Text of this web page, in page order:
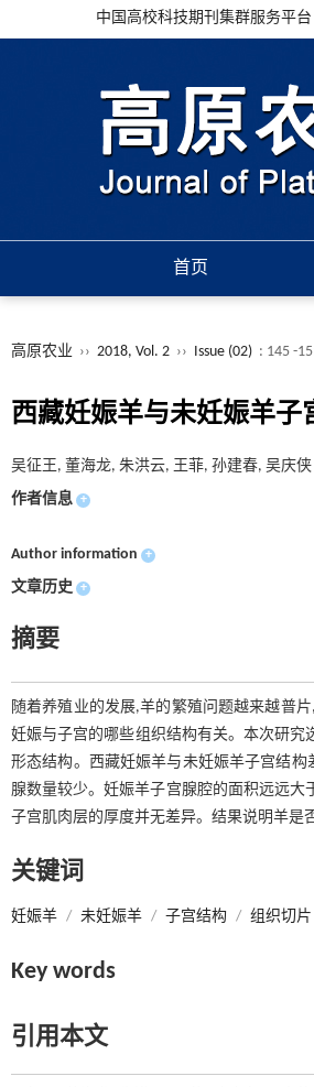
中国高校科技期刊集群服务平台
首页
高原农业 ›› 2018, Vol. 2 ›› Issue (02) : 145 -
西藏妊娠羊与未妊娠羊子
吴征王, 董海龙, 朱洪云, 王菲, 孙建春, 吴庆侠
作者信息 +
Author information +
文章历史 +
摘要
随着养殖业的发展,羊的繁殖问题越来越普
妊娠与子宫的哪些组织结构有关。本次研究
形态结构。西藏妊娠羊与未妊娠羊子宫结
腺数量较少。妊娠羊子宫腺腔的面积远远
子宫肌肉层的厚度并无差异。结果说明羊是
关键词
妊娠羊 / 未妊娠羊 / 子宫结构 / 组织切片
Key words
引用本文